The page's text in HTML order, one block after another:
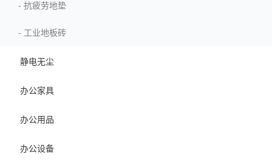
- 抗疲劳地垫
- 工业地板砖
静电无尘
办公家具
办公用品
办公设备